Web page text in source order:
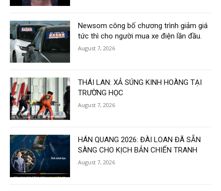
Newsom công bố chương trình giảm giá
tức thì cho người mua xe điện lần đầu.
August 7, 2026
THÁI LAN: XẢ SÚNG KINH HOÀNG TẠI
TRƯỜNG HỌC
August 7, 2026
HÁN QUANG 2026: ĐÀI LOAN ĐÃ SẴN
SÀNG CHO KỊCH BẢN CHIẾN TRANH
August 7, 2026